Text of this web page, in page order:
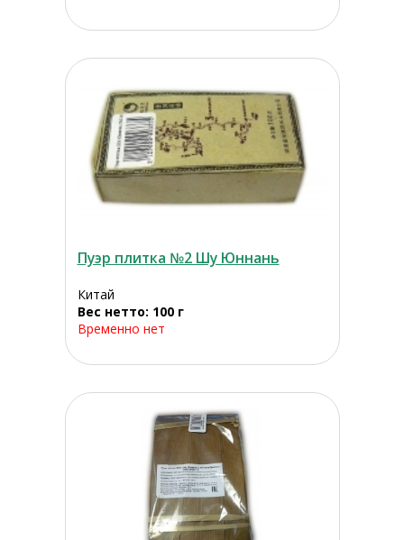
Пуэр плитка №2 Шу Юннань
Китай
Вес нетто: 100 г
Временно нет